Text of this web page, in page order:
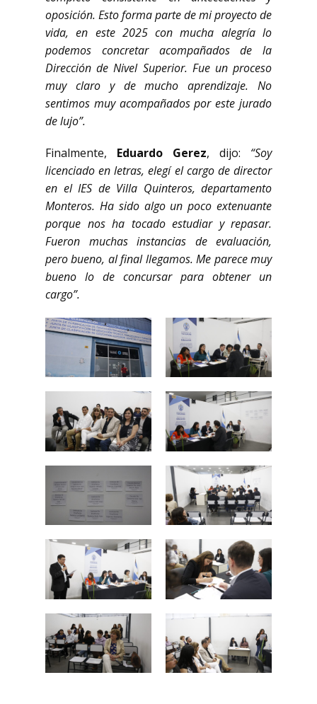
oposición. Esto forma parte de mi proyecto de
vida, en este 2025 con mucha alegría lo
podemos concretar acompañados de la
Dirección de Nivel Superior. Fue un proceso
muy claro y de mucho aprendizaje. No
sentimos muy acompañados por este jurado
de lujo”.
Finalmente, Eduardo Gerez, dijo: “Soy
licenciado en letras, elegí el cargo de director
en el IES de Villa Quinteros, departamento
Monteros. Ha sido algo un poco extenuante
porque nos ha tocado estudiar y repasar.
Fueron muchas instancias de evaluación,
pero bueno, al final llegamos. Me parece muy
bueno lo de concursar para obtener un
cargo”.